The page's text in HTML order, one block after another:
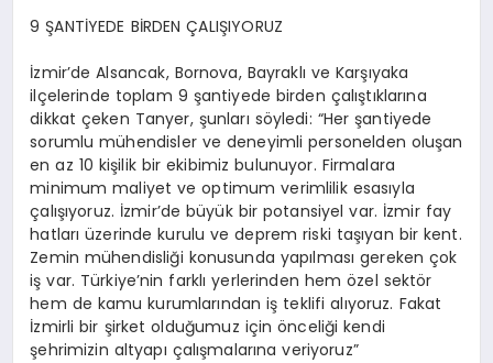
9 ŞANTİYEDE BİRDEN ÇALIŞIYORUZ
İzmir’de Alsancak, Bornova, Bayraklı ve Karşıyaka
ilçelerinde toplam 9 şantiyede birden çalıştıklarına
dikkat çeken Tanyer, şunları söyledi: “Her şantiyede
sorumlu mühendisler ve deneyimli personelden oluşan
en az 10 kişilik bir ekibimiz bulunuyor. Firmalara
minimum maliyet ve optimum verimlilik esasıyla
çalışıyoruz. İzmir’de büyük bir potansiyel var. İzmir fay
hatları üzerinde kurulu ve deprem riski taşıyan bir kent.
Zemin mühendisliği konusunda yapılması gereken çok
iş var. Türkiye’nin farklı yerlerinden hem özel sektör
hem de kamu kurumlarından iş teklifi alıyoruz. Fakat
İzmirli bir şirket olduğumuz için önceliği kendi
şehrimizin altyapı çalışmalarına veriyoruz”